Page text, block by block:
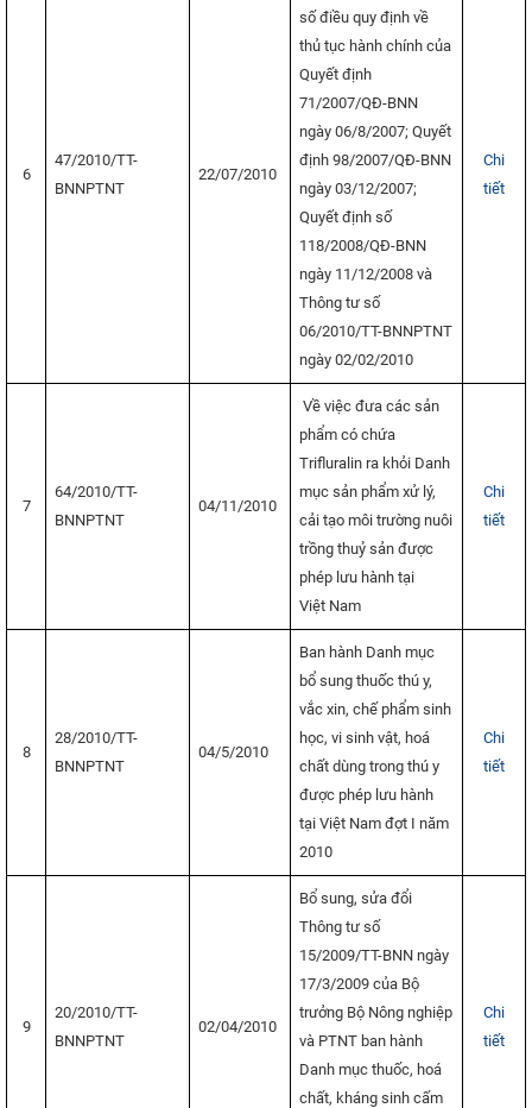
6
47/2010/TT-
BNNPTNT
22/07/2010
số điều quy định về
thủ tục hành chính của
Quyết định
71/2007/QĐ-BNN
ngày 06/8/2007; Quyết
định 98/2007/QĐ-BNN
ngày 03/12/2007;
Quyết định số
118/2008/QĐ-BNN
ngày 11/12/2008 và
Thông tư số
06/2010/TT-BNNPTNT
ngày 02/02/2010
Chi
tiết
7
64/2010/TT-
BNNPTNT
04/11/2010
Về việc đưa các sản
phẩm có chứa
Trifluralin ra khỏi Danh
mục sản phẩm xử lý,
cải tạo môi trường nuôi
trồng thuỷ sản được
phép lưu hành tại
Việt Nam
Chi
tiết
8
28/2010/TT-
BNNPTNT
04/5/2010
Ban hành Danh mục
bổ sung thuốc thú y,
vắc xin, chế phẩm sinh
học, vi sinh vật, hoá
chất dùng trong thú y
được phép lưu hành
tại Việt Nam đợt I năm
2010
Chi
tiết
9
20/2010/TT-
BNNPTNT
02/04/2010
Bổ sung, sửa đổi
Thông tư số
15/2009/TT-BNN ngày
17/3/2009 của Bộ
trưởng Bộ Nông nghiệp
và PTNT ban hành
Danh mục thuốc, hoá
chất, kháng sinh cấm
Chi
tiết